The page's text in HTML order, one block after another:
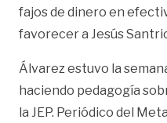
fajos de dinero en
favorecer a Jesús
Álvarez estuvo la
haciendo pedagogía
la JEP. Periódico del